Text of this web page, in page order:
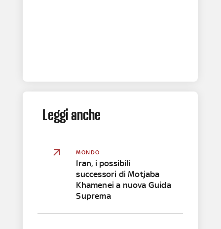
Leggi anche
MONDO
Iran, i possibili
successori di Motjaba
Khamenei a nuova Guida
Suprema